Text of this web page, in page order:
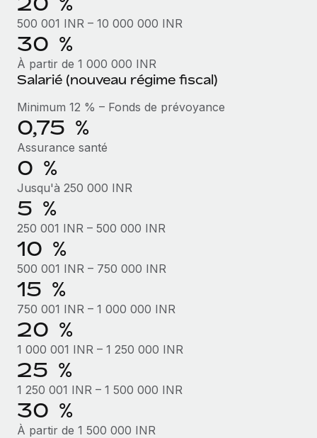
Création d’entité
Établissez des entités rapidement et en toute
conformité
Mobilité et déménagement international
Organisez facilement le déménagement de vos
employés
Avantages sociaux
Intégration Remote x BambooHR : du local à
l’international, le recrutement sans changer de
plateforme
Impact Les clients BambooHR peuvent désormais
embaucher et gérer les employés internationaux...
En savoir plus
Explorer le blog
BLOG
Intégrations Gusto et Xero et Gestion des
freelances Plus
Remote a toujours pour mission d'aider les entreprises de
toute taille à embaucher, gérer et payer...
En savoir plus
Comment Phiture gère ses 55 employés
répartis dans 19 pays grâce à Remote
Phiture, un leader notable du conseil en matière de
croissance mobile internationale, encourage les...
En savoir plus
500 001 INR – 10 000 000 INR
30 %
À partir de 1 000 000 INR
Salarié (nouveau régime fiscal)
Minimum 12 % – Fonds de prévoyance
0,75 %
Assurance santé
0 %
Jusqu'à 250 000 INR
5 %
250 001 INR – 500 000 INR
10 %
500 001 INR – 750 000 INR
15 %
750 001 INR – 1 000 000 INR
20 %
1 000 001 INR – 1 250 000 INR
25 %
1 250 001 INR – 1 500 000 INR
30 %
À partir de 1 500 000 INR